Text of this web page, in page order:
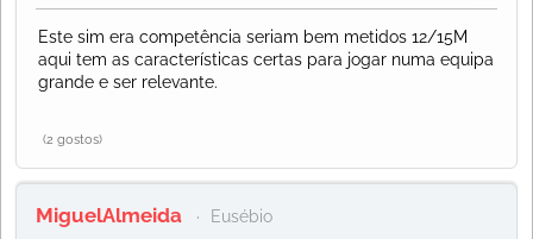
Este sim era competência seriam bem metidos 12/15M
aqui tem as características certas para jogar numa equipa
grande e ser relevante.
(2 gostos)
MiguelAlmeida Eusébio